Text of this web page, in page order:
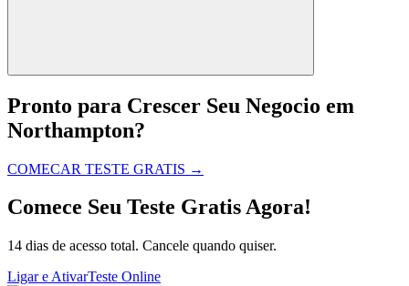
Pronto para Crescer Seu Negocio em
Northampton?
COMECAR TESTE GRATIS →
Comece Seu Teste Gratis Agora!
14 dias de acesso total. Cancele quando quiser.
Ligar e AtivarTeste Online